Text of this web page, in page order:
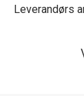
Leverandørs